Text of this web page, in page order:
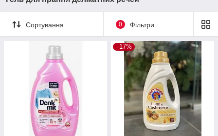
Сортування 0 Фільтри
–17%